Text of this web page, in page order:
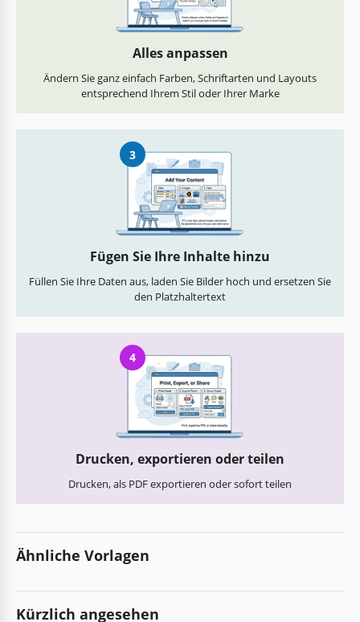
Alles anpassen
Ändern Sie ganz einfach Farben, Schriftarten und Layouts
entsprechend Ihrem Stil oder Ihrer Marke
3
Fügen Sie Ihre Inhalte hinzu
Füllen Sie Ihre Daten aus, laden Sie Bilder hoch und ersetzen Sie
den Platzhaltertext
4
Drucken, exportieren oder teilen
Drucken, als PDF exportieren oder sofort teilen
Ähnliche Vorlagen
Kürzlich angesehen